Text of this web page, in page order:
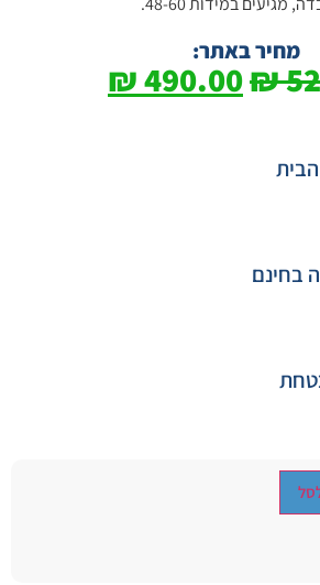
מחיר באתר:
₪
490.00
₪
בחינם